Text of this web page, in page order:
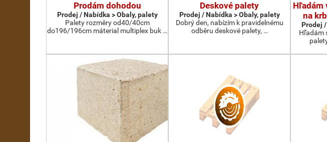
Prodám dohodou
Prodej / Nabídka > Obaly, palety
Palety rozměry od40/40cm
do196/196cm máterial multiplex buk …
Deskové palety
Prodej / Nabídka > Obaly, palety
Dobrý den, nabízím k pravidelnému
odběru deskové palety, …
Hľadám
na
Prodej
Hľadám